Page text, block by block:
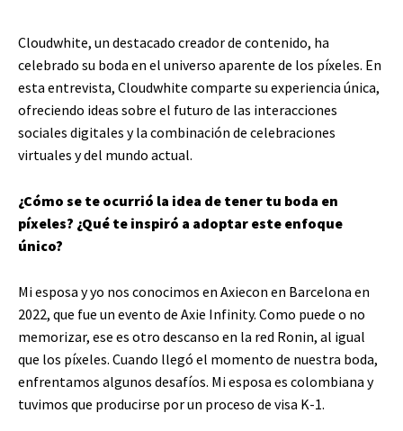
Cloudwhite, un destacado creador de contenido, ha
celebrado su boda en el universo aparente de los píxeles. En
esta entrevista, Cloudwhite comparte su experiencia única,
ofreciendo ideas sobre el futuro de las interacciones
sociales digitales y la combinación de celebraciones
virtuales y del mundo actual.
¿Cómo se te ocurrió la idea de tener tu boda en
píxeles? ¿Qué te inspiró a adoptar este enfoque
único?
Mi esposa y yo nos conocimos en Axiecon en Barcelona en
2022, que fue un evento de Axie Infinity. Como puede o no
memorizar, ese es otro descanso en la red Ronin, al igual
que los píxeles. Cuando llegó el momento de nuestra boda,
enfrentamos algunos desafíos. Mi esposa es colombiana y
tuvimos que producirse por un proceso de visa K-1.